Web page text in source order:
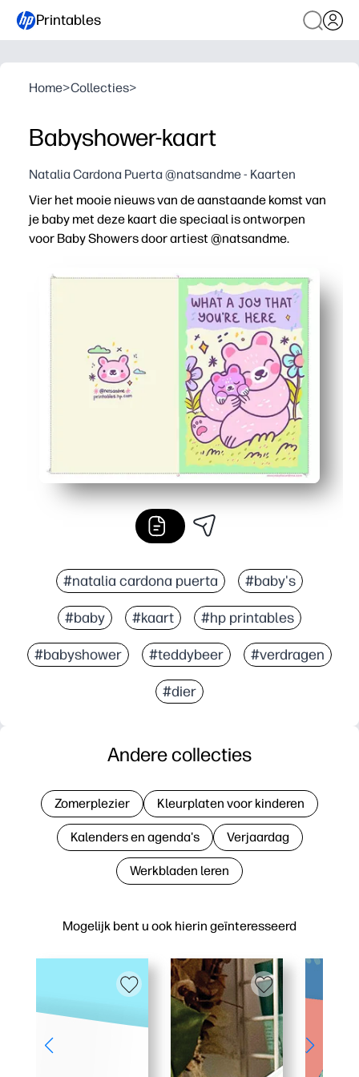
Printables
Home>Collecties>
Babyshower-kaart
Natalia Cardona Puerta @natsandme - Kaarten
Vier het mooie nieuws van de aanstaande komst van
je baby met deze kaart die speciaal is ontworpen
voor Baby Showers door artiest @natsandme.
#natalia cardona puerta #baby's
#baby #kaart #hp printables
#babyshower #teddybeer #verdragen
#dier
Mogelijk bent u ook hierin geïnteresseerd
Andere collecties
Zomerplezier Kleurplaten voor kinderen
Kalenders en agenda's Verjaardag
Werkbladen leren